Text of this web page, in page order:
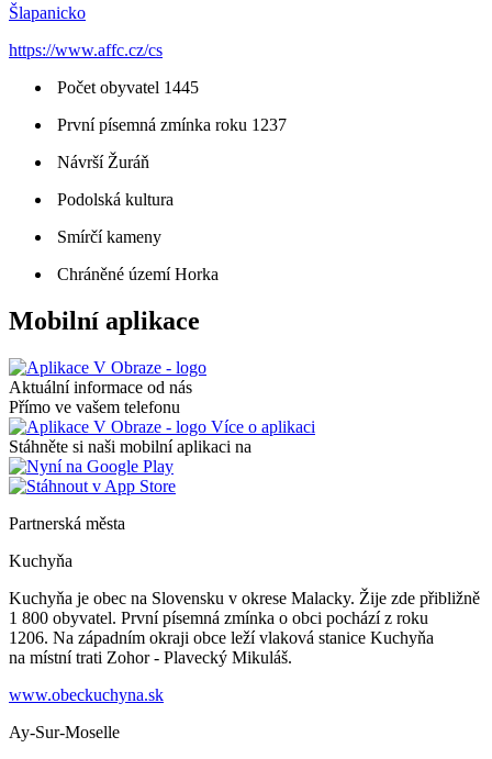
Šlapanicko
https://www.affc.cz/cs
Počet obyvatel 1445
První písemná zmínka roku 1237
Návrší Žuráň
Podolská kultura
Smírčí kameny
Chráněné území Horka
Mobilní aplikace
Aktuální informace od nás
Přímo ve vašem telefonu
Více o aplikaci
Stáhněte si naši mobilní aplikaci na
Partnerská města
Kuchyňa
Kuchyňa je obec na Slovensku v okrese Malacky. Žije zde přibližně
1 800 obyvatel. První písemná zmínka o obci pochází z roku
1206. Na západním okraji obce leží vlaková stanice Kuchyňa
na místní trati Zohor - Plavecký Mikuláš.
www.obeckuchyna.sk
Ay-Sur-Moselle